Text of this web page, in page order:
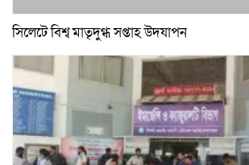
সিলেটে বিশ্ব মাতৃদুগ্ধ সপ্তাহ উদযাপন